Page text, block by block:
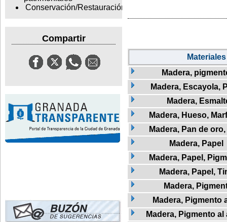
Conservación/Restauración
Compartir
Materiales
Madera,
Madera, Escayola,
Madera,
Madera, Hueso,
Madera, Pan de
Madera, Papel
Madera, Papel,
Madera, Papel,
Madera,
Madera, Pigmento
Madera, Pigmento